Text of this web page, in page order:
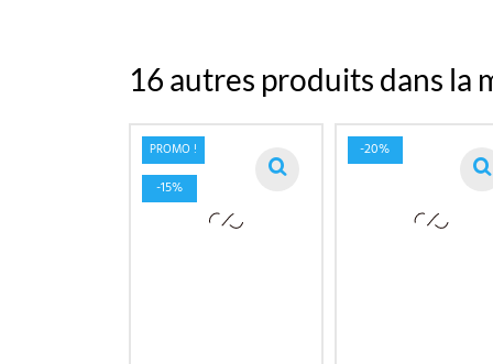
16 autres produits dans la
PROMO !
-15%
-20%